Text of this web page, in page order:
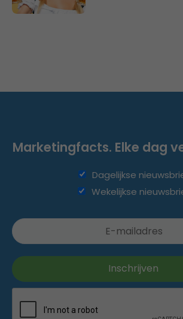
Marketingfacts. Elke dag
Dagelijkse
Wekelijkse